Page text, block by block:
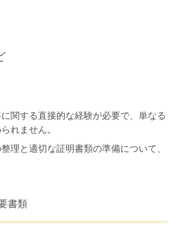
関する直接的な経験が必要で、単なる
れません。
理と適切な証明書類の準備について、
書類